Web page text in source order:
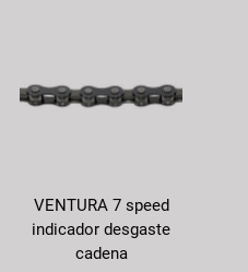
VENTURA 7 speed
indicador desgaste
cadena